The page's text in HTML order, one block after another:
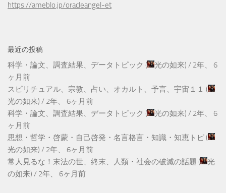
https://ameblo.jp/oracleangel-et
最近の投稿
科学・論文、調査結果、データトピック ( 光の如来) / 2年、 6
ヶ月前
スピリチュアル、宗教、占い、オカルト、予言、宇宙１１ (
光の如来) / 2年、 6ヶ月前
科学・論文、調査結果、データトピック ( 光の如来) / 2年、 6
ヶ月前
思想・哲学・啓蒙・自己啓発・名言格言・知識・知恵トピ (
光の如来) / 2年、 6ヶ月前
常人見るな！末法の世、終末、人類・社会の破滅の話題 (
光
の如来) / 2年、 6ヶ月前